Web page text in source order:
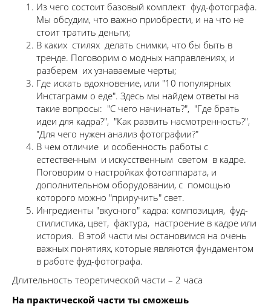
Из чего состоит базовый комплект фуд-фотографа.
Мы обсудим, что важно приобрести, и на что не
стоит тратить деньги;
В каких стилях делать снимки, что бы быть в
тренде. Поговорим о модных направлениях, и
разберем их узнаваемые черты;
Где искать вдохновение, или "10 популярных
Инстаграмм о еде". Здесь мы найдем ответы на
такие вопросы: "С чего начинать?", "Где брать
идеи для кадра?", "Как развить насмотренность?",
"Для чего нужен анализ фотографии?"
В чем отличие и особенность работы с
естественным и искусственным светом в кадре.
Поговорим о настройках фотоаппарата, и
дополнительном оборудовании, с помощью
которого можно "приручить" свет.
Ингредиенты "вкусного" кадра: композиция, фуд-
стилистика, цвет, фактура, настроение в кадре или
история. В этой части мы остановимся на очень
важных понятиях, которые являются фундаментом
в работе фуд-фотографа.
Длительность теоретической части – 2 часа
На практической части ты сможешь